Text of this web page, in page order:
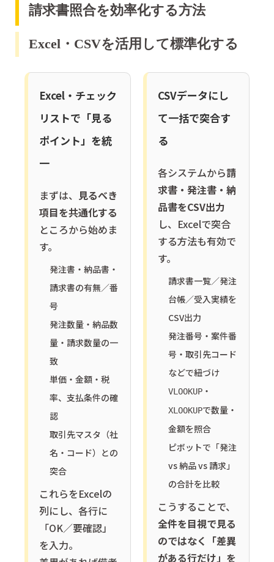
請求書照合を効率化する方法
Excel・CSVを活用して標準化する
Excel・チェック
リストで「見る
ポイント」を統
一
まずは、 見るべき
項目を共通化する
ところから始めま
す。
発注書・納品書・
請求書の有無／番
号
発注数量・納品数
量・請求数量の一
致
単価・金額・税
率、支払条件の確
認
取引先マスタ（社
名・コード）との
突合
これらをExcelの
列にし、各行に
「OK／要確認」
を入力。
CSVデータにし
て一括で突合す
る
各システムから請
求書・発注書・納
品書をCSV出力
し、Excelで突合
する方法も有効で
す。
請求書一覧／発注
台帳／受入実績を
CSV出力
発注番号・案件番
号・取引先コード
などで紐づけ
VLOOKUP・
XLOOKUPで数量・
金額を照合
ピボットで「発注
vs 納品 vs 請求」
の合計を比較
こうすることで、
全件を目視で見る
のではなく「差異
がある行だけ」を